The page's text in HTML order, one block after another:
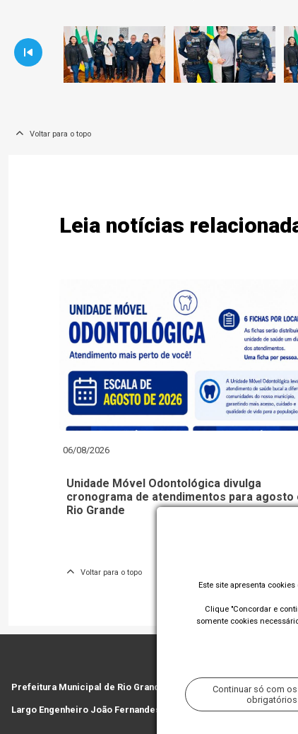
Voltar para o topo
Leia notícias
06/08/2026
Unidade Móvel Odontológica divulga
cronograma de atendimentos para agosto
Rio Grande
Voltar para o topo
Este site apresenta
Clique "Concordar e
somente cookies
Continuar só com
obrigatórios
Prefeitura Municipal de Rio Grande
Largo Engenheiro João Fernandes Moreira - Centro - Rio Grande/